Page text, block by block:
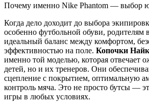
Почему именно Nike Phantom — выбор
Когда дело доходит до выбора
особенно футбольной обуви, родителям
идеальный баланс между комфортом,
эффективностью на поле. Копочки
именно той моделью, которая отвечает
детей, но и их тренеров. Они
сцепление с покрытием, оптимальную
контроль мяча. Это не просто бутсы —
игры в любых условиях.